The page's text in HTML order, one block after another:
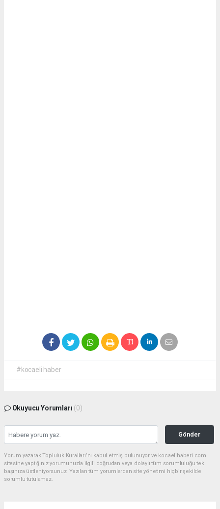
#kocaeli haber
Okuyucu Yorumları (0)
Gönder
Yorum yazarak Topluluk Kuralları’nı kabul etmiş bulunuyor ve kocaelihaberi.com
sitesine yaptığınız yorumunuzla ilgili doğrudan veya dolaylı tüm sorumluluğu tek
başınıza üstleniyorsunuz. Yazılan tüm yorumlardan site yönetimi hiçbir şekilde
sorumlu tutulamaz.